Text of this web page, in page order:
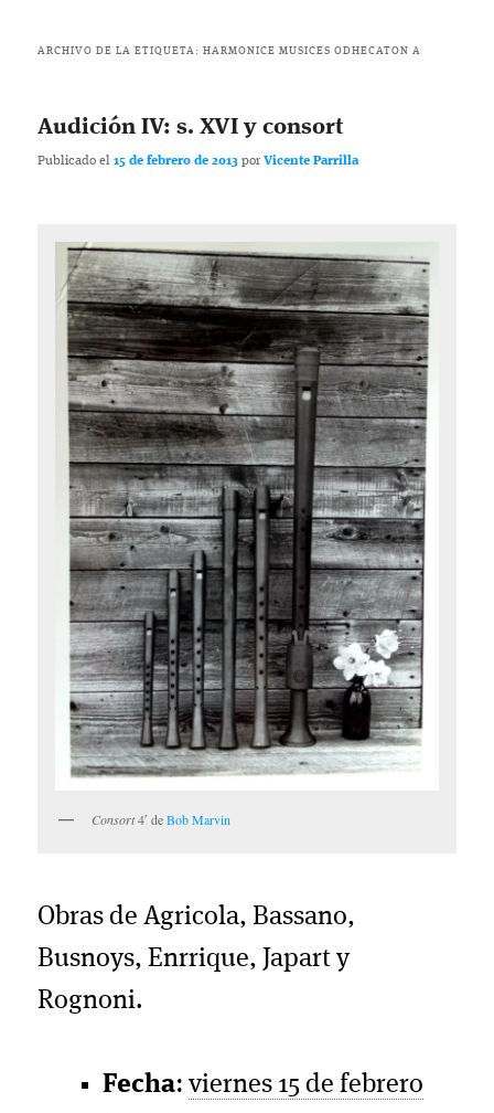
ARCHIVO DE LA ETIQUETA:HARMONICE MUSICES ODHECATON A
Audición IV: s. XVI y consort
Publicado el15 de febrero de 2013 porVicente Parrilla
Consort4′ deBob Marvin
Obras de Agricola, Bassano,
Busnoys, Enrrique, Japart y
Rognoni.
Fecha:viernes 15 de febrero